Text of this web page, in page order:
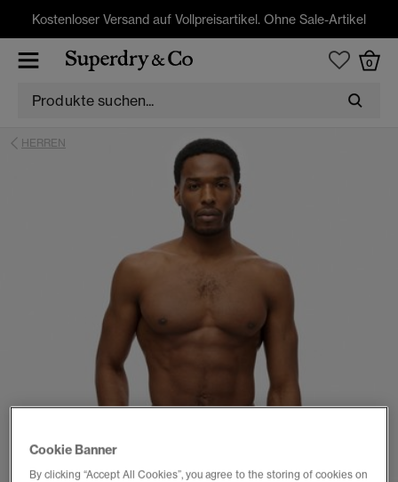
Kostenloser Versand auf Vollpreisartikel. Ohne Sale-Artikel
0
HERREN
Cookie Banner
By clicking “Accept All Cookies”, you agree to the storing of cookies on